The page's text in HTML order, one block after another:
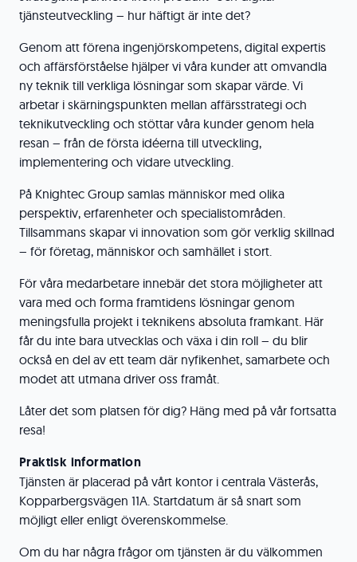
tjänsteutveckling – hur häftigt är inte det?
Genom att förena ingenjörskompetens, digital expertis
och affärsförståelse hjälper vi våra kunder att omvandla
ny teknik till verkliga lösningar som skapar värde. Vi
arbetar i skärningspunkten mellan affärsstrategi och
teknikutveckling och stöttar våra kunder genom hela
resan – från de första idéerna till utveckling,
implementering och vidare utveckling.
På Knightec Group samlas människor med olika
perspektiv, erfarenheter och specialistområden.
Tillsammans skapar vi innovation som gör verklig skillnad
– för företag, människor och samhället i stort.
För våra medarbetare innebär det stora möjligheter att
vara med och forma framtidens lösningar genom
meningsfulla projekt i teknikens absoluta framkant. Här
får du inte bara utvecklas och växa i din roll – du blir
också en del av ett team där nyfikenhet, samarbete och
modet att utmana driver oss framåt.
Låter det som platsen för dig? Häng med på vår fortsatta
resa!
Praktisk information
Tjänsten är placerad på vårt kontor i centrala Västerås,
Kopparbergsvägen 11A. Startdatum är så snart som
möjligt eller enligt överenskommelse.
Om du har några frågor om tjänsten är du välkommen